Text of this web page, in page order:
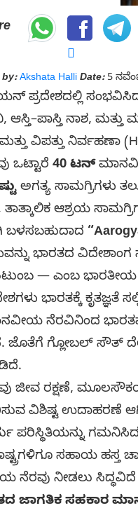
Akshata Halli Date:5
ಪ್ರದೇಶದಲ್ಲಿ
ಆಸ್ತಿ–ಪಾಸ್ತಿ ನಾಶ,
ವಿಪತ್ತು ನಿರ್ವಹಣಾ
ಒಟ್ಟಾರೆ 40 ಟನ್
ಅಗತ್ಯ ಸಾಮಗ್ರಿಗಳು
ಆಶ್ರಯ
ಬಳಸಬಹುದಾದ
ಭಾರತದ
— ಎಂಬ
ಭಾರತಕ್ಕೆ
ನೆರವಿನಿಂದ ಭಾರತವು
ಗ್ಲೋಬಲ್ ಸೌತ್
ಜೀವ ರಕ್ಷಣೆ,
ವಿಶಿಷ್ಟ ಉದಾಹರಣೆ
ಪರಿಸ್ಥಿತಿಯನ್ನು
ಸಹಾಯ ಹಸ್ತ
ನೆರವು ನೀಡಲು ಸಿದ್ಧವಿದೆ
ಜಾಗತಿಕ ಸಹಕಾರ